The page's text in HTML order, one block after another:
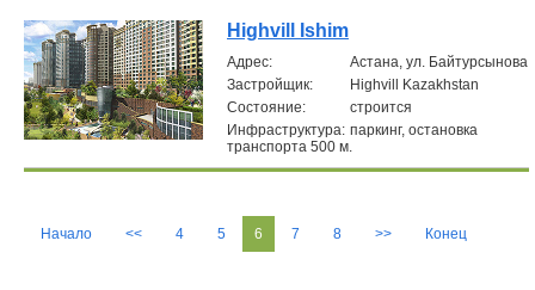
Highvill Ishim
Aдрес:
Астана, ул. Байтурсынова
Застройщик:
Highvill Kazakhstan
Состояние:
строится
Инфраструктура: паркинг, остановка
транспорта 500 м.
Начало << 4 5 6 7 8 >> Конец